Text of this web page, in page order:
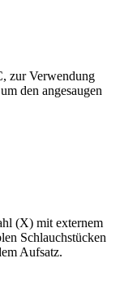
zur Verwendung
den angesaugen
(X) mit externem
Schlauchstücken
Aufsatz.